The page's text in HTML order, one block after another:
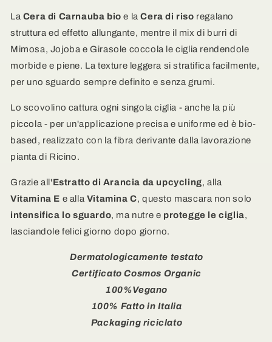
La Cera di Carnauba bio e laCera di riso regalano
struttura ed effetto allungante, mentre il mix di burri di
Mimosa, Jojoba e Girasole coccola le ciglia rendendole
morbide e piene. La texture leggera si stratifica facilmente,
per uno sguardo sempre definito e senza grumi.
Lo scovolino cattura ogni singola ciglia - anche la più
piccola - per un'applicazione precisa e uniforme ed è bio-
based, realizzato con la fibra derivante dalla lavorazione
pianta di Ricino.
Grazie all'Estratto di Arancia da upcycling, alla
Vitamina E e alla Vitamina C, questo mascara non solo
intensifica lo sguardo, ma nutre e protegge le ciglia,
lasciandole felici giorno dopo giorno.
Dermatologicamente testato
Certificato Cosmos Organic
100%Vegano
100% Fatto in Italia
Packaging riciclato